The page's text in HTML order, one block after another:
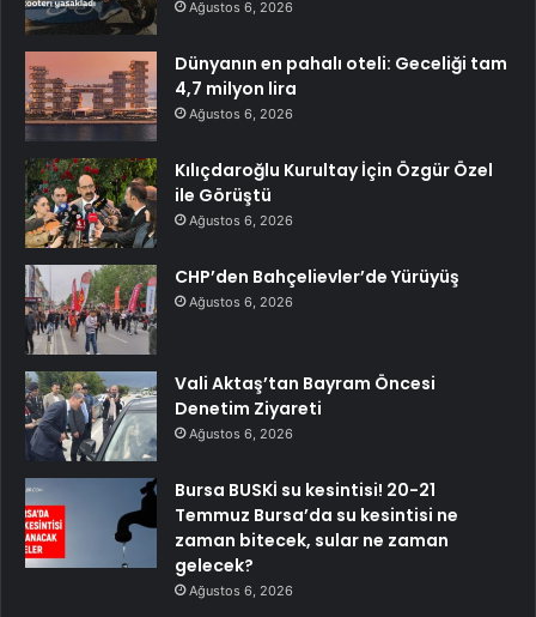
Ağustos 6, 2026
Dünyanın en pahalı oteli: Geceliği tam
4,7 milyon lira
Ağustos 6, 2026
Kılıçdaroğlu Kurultay İçin Özgür Özel
ile Görüştü
Ağustos 6, 2026
CHP’den Bahçelievler’de Yürüyüş
Ağustos 6, 2026
Vali Aktaş’tan Bayram Öncesi
Denetim Ziyareti
Ağustos 6, 2026
Bursa BUSKİ su kesintisi! 20-21
Temmuz Bursa’da su kesintisi ne
zaman bitecek, sular ne zaman
gelecek?
Ağustos 6, 2026